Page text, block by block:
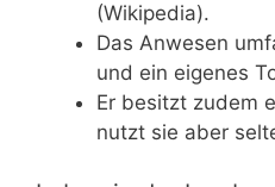
(Wikipedia).
Das Anwesen
und ein eigenes
Er besitzt zudem
nutzt sie aber